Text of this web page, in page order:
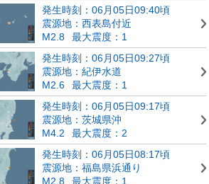
発生時刻：06月05日09:40頃
震源地：西表島付近
M2.8
最大震度：1
発生時刻：06月05日09:27頃
震源地：紀伊水道
M2.6
最大震度：1
発生時刻：06月05日09:17頃
震源地：茨城県沖
M4.2
最大震度：2
発生時刻：06月05日08:17頃
震源地：福島県浜通り
M2.8
最大震度：1